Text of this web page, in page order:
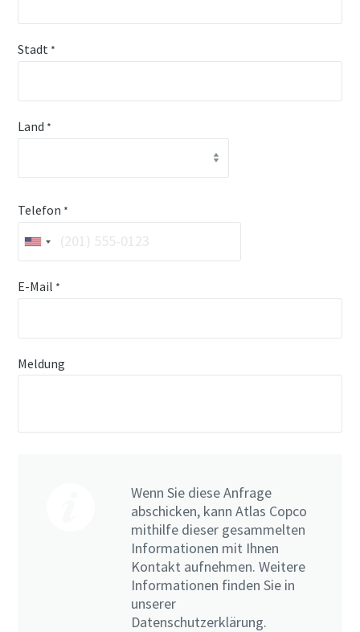
Stadt *
Land *
Telefon *
E-Mail *
Meldung
Wenn Sie diese Anfrage
abschicken, kann Atlas Copco
mithilfe dieser gesammelten
Informationen mit Ihnen
Kontakt aufnehmen. Weitere
Informationen finden Sie in
unserer
Datenschutzerklärung.